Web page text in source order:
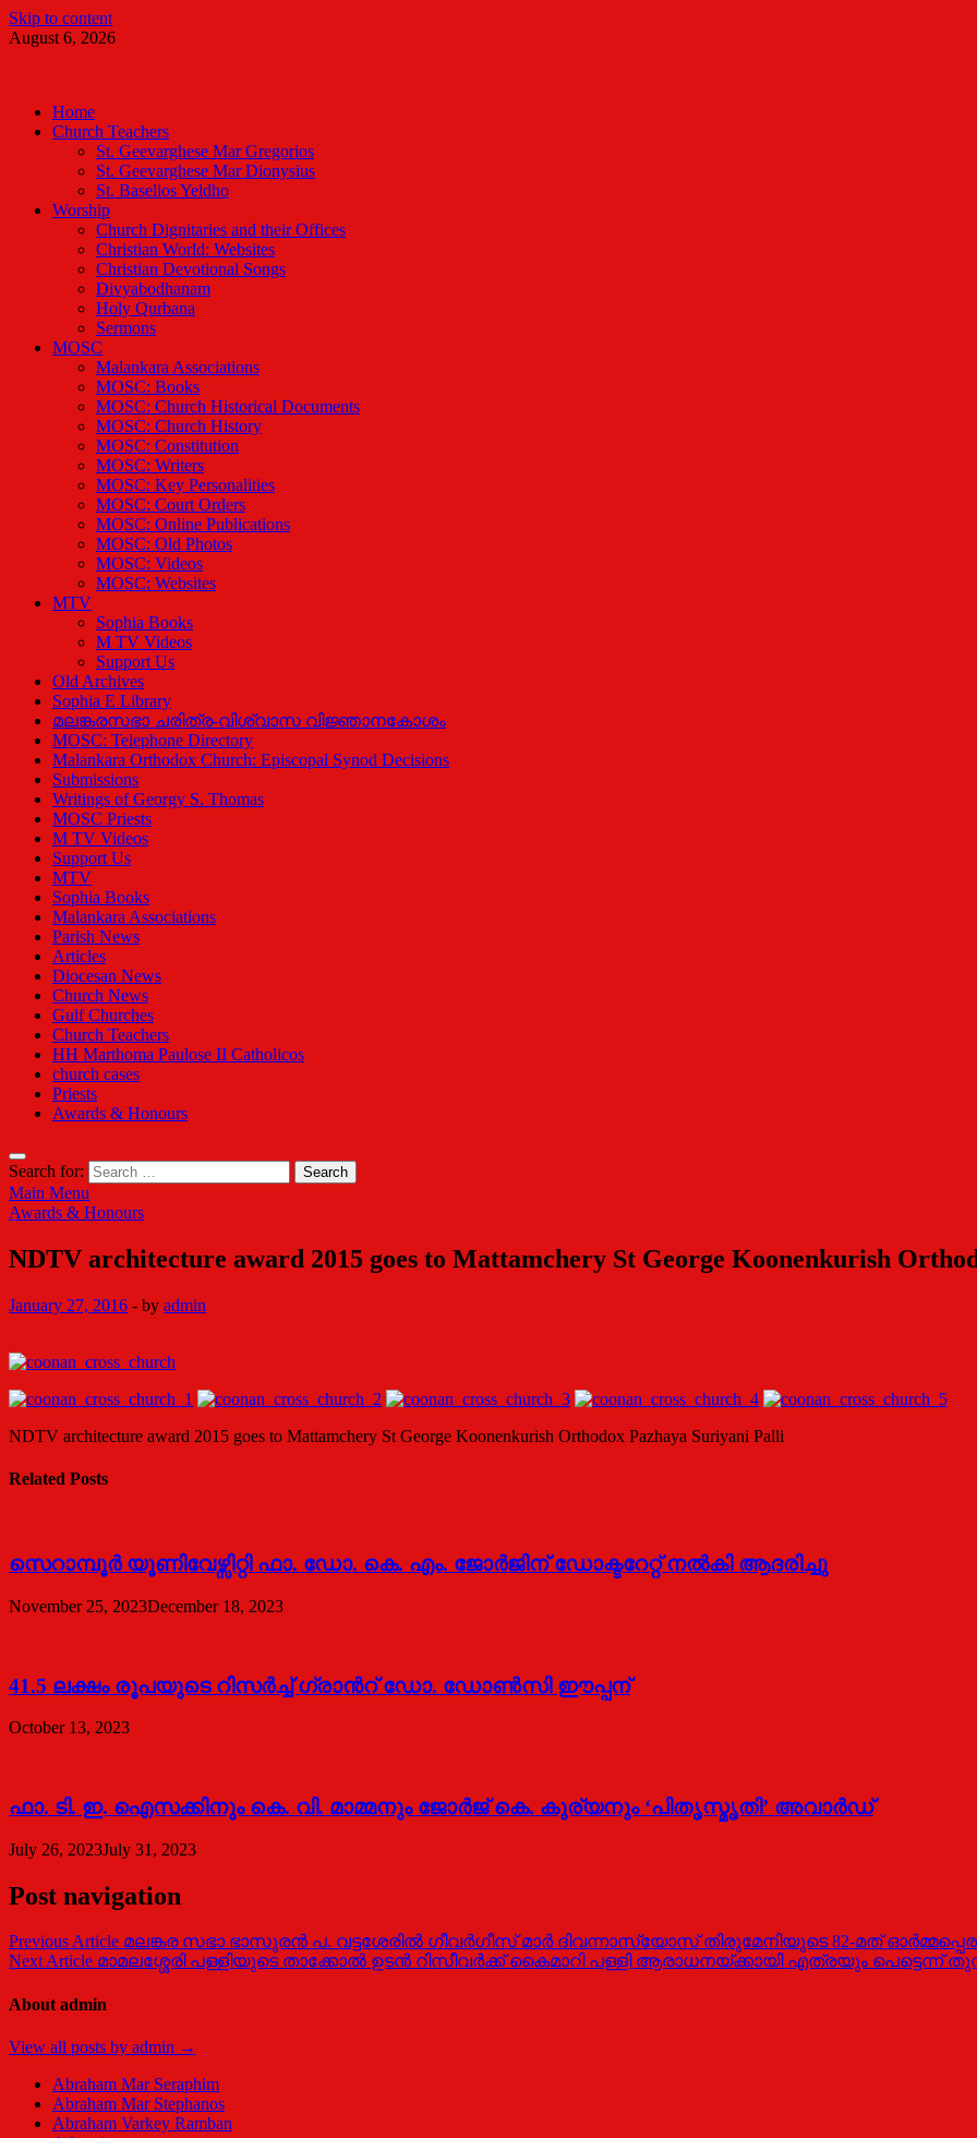
Skip to content
August 6, 2026
Home
Church Teachers
St. Geevarghese Mar Gregorios
St. Geevarghese Mar Dionysius
St. Baselios Yeldho
Worship
Church Dignitaries and their Offices
Christian World: Websites
Christian Devotional Songs
Divyabodhanam
Holy Qurbana
Sermons
MOSC
Malankara Associations
MOSC: Books
MOSC: Church Historical Documents
MOSC: Church History
MOSC: Constitution
MOSC: Writers
MOSC: Key Personalities
MOSC: Court Orders
MOSC: Online Publications
MOSC: Old Photos
MOSC: Videos
MOSC: Websites
MTV
Sophia Books
M TV Videos
Support Us
Old Archives
Sophia E Library
മലങ്കരസഭാ ചരിത്ര-വിശ്വാസ വിജ്ഞാനകോശം
MOSC: Telephone Directory
Malankara Orthodox Church: Episcopal Synod Decisions
Submissions
Writings of Georgy S. Thomas
MOSC Priests
M TV Videos
Support Us
MTV
Sophia Books
Malankara Associations
Parish News
Articles
Diocesan News
Church News
Gulf Churches
Church Teachers
HH Marthoma Paulose II Catholicos
church cases
Priests
Awards & Honours
Search for:
Main Menu
Awards & Honours
NDTV architecture award 2015 goes to Mattamchery St George Koonenkurish
January 27, 2016 - by admin
NDTV architecture award 2015 goes to Mattamchery St George Koonenkurish Orthodox Pazhaya Suriyani Palli
Related Posts
സെറാമ്പൂര്‍ യൂണിവേഴ്സിറ്റി ഫാ. ഡോ. കെ. എം. ജോര്‍ജിന് ഡോക്ടറേറ്റ് നല്‍കി ആദരിച്ചു
November 25, 2023December 18, 2023
41.5 ലക്ഷം രൂപയുടെ റിസര്‍ച്ച് ഗ്രാന്‍റ് ഡോ. ഡോണ്‍സി ഈപ്പന്
October 13, 2023
ഫാ. ടി. ഇ. ഐസക്കിനും കെ. വി. മാമ്മനും ജോര്‍ജ് കെ. കുര്യനും ‘പിതൃസ്മൃതി’ അവാര്‍ഡ്
July 26, 2023July 31, 2023
Post navigation
Previous Article മലങ്കര സഭാ ഭാസുരൻ പ. വട്ടശേരിൽ ഗീവർഗീസ് മാർ ദിവന്നാസ്യോസ് തിരുമേനിയുടെ 82-മത്
Next Article മാമലശ്ശേരി പള്ളിയുടെ താക്കോല്‍ ഉടന്‍ റിസീവര്‍ക്ക് കൈമാറി പള്ളി ആരാധനയ്ക്കായി എത്രയും പെട്ടെന്ന്
About admin
View all posts by admin →
Abraham Mar Seraphim
Abraham Mar Stephanos
Abraham Varkey Ramban